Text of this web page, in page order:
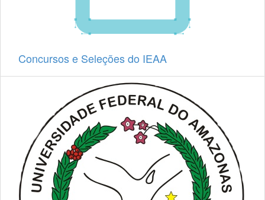
Concursos e Seleções do IEAA